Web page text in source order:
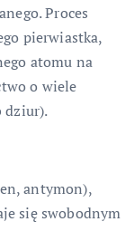
Proces
pierwiastka,
atomu na
o wiele
dziur).
antymon),
się swobodnym